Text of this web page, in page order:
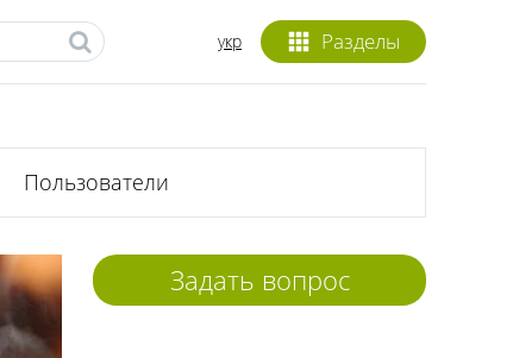
Разделы
укр
Пользователи
Задать вопрос